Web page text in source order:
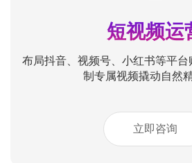
短视频运
布局抖音、视频号、小红书等平
制专属视频撬动自然
立即咨询